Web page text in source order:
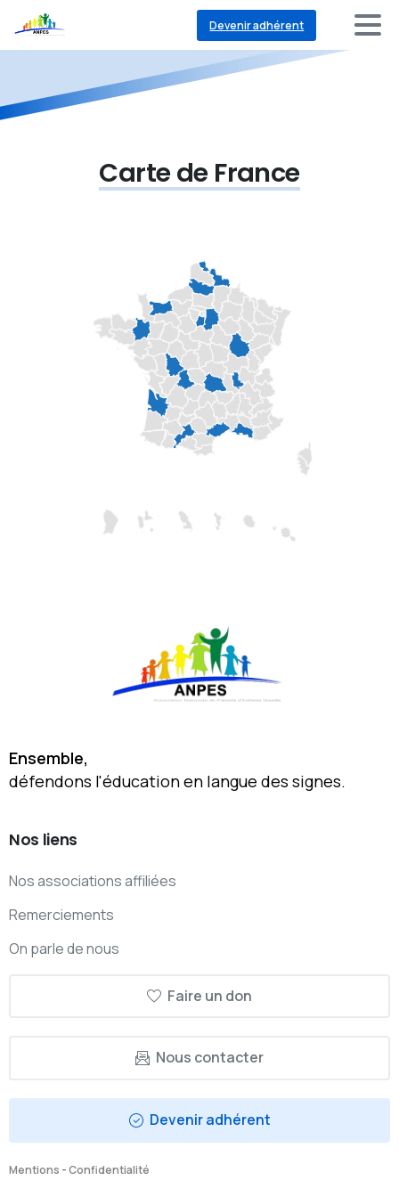
Devenir adhérent
Carte de France
Ensemble,
défendons l'éducation en langue des signes.
Nos liens
Nos associations affiliées
Remerciements
On parle de nous
Faire un don
Nous contacter
Devenir adhérent
Mentions -Confidentialité